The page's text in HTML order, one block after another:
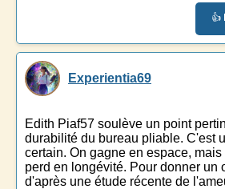
👍
Experientia69
Edith Piaf57 soulève un point
durabilité du bureau pliable. C'est
certain. On gagne en espace,
perd en longévité. Pour donner un
d'après une étude récente de